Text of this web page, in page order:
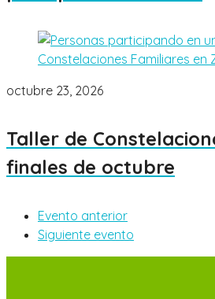
octubre 23, 2026
Taller de
finales de octubre
Evento anterior
Siguiente evento